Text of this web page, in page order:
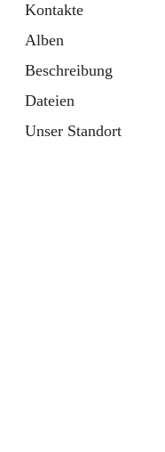
Kontakte
Alben
Beschreibung
Dateien
Unser Standort